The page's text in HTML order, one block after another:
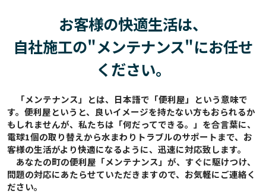
お客様の快適生活は、
自社施工の"メンテナンス"にお任せ
ください。
「メンテナンス」とは、日本語で「便利屋」という意味で
す。便利屋というと、良いイメージを持たない方もおられるか
もしれませんが、私たちは「何だってできる。」を合言葉に、
電球1個の取り替えから水まわりトラブルのサポートまで、お
客様の生活がより快適になるように、迅速に対応致します。
あなたの町の便利屋「メンテナンス」が、すぐに駆けつけ、
問題の対応にあたらせていただきますので、お気軽にご連絡く
ださい。